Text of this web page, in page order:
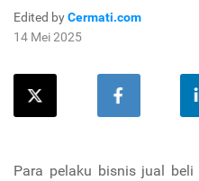
Edited byCermati.com
14 Mei 2025
Para pelaku bisnis jual beli